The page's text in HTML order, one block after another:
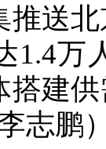
推送
1.4万
搭建
志鹏